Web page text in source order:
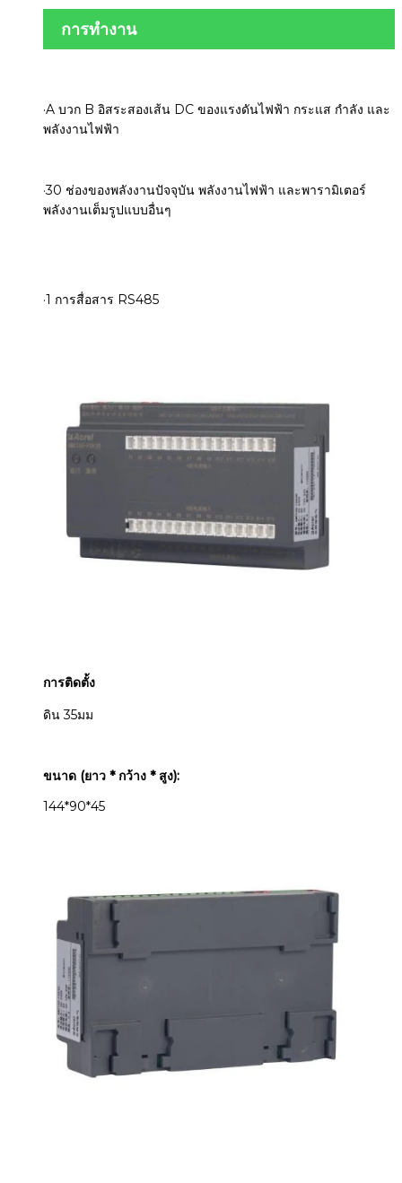
การทำงาน
·A บวก B อิสระสองเส้น DC ของแรงดันไฟฟ้า กระแส กำลัง และ
พลังงานไฟฟ้า
·30 ช่องของพลังงานปัจจุบัน พลังงานไฟฟ้า และพารามิเตอร์
พลังงานเต็มรูปแบบอื่นๆ
·1 การสื่อสาร RS485
การติดตั้ง
ดิน 35มม
ขนาด (ยาว * กว้าง * สูง):
144*90*45